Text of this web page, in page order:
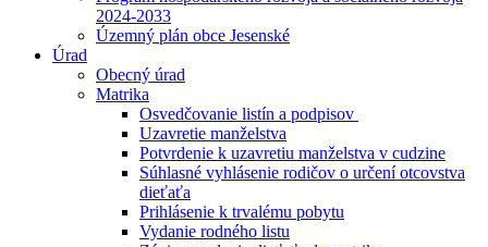
2024-2033
Územný plán obce Jesenské
Úrad
Obecný úrad
Matrika
Osvedčovanie listín a podpisov
Uzavretie manželstva
Potvrdenie k uzavretiu manželstva v cudzine
Súhlasné vyhlásenie rodičov o určení otcovstva
dieťaťa
Prihlásenie k trvalému pobytu
Vydanie rodného listu